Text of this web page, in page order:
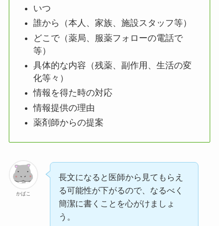
いつ
誰から（本人、家族、施設スタッフ等）
どこで（薬局、服薬フォローの電話で
等）
具体的な内容（残薬、副作用、生活の変
化等々）
情報を得た時の対応
情報提供の理由
薬剤師からの提案
かばこ
長文になると医師から見てもらえ
る可能性が下がるので、なるべく
簡潔に書くことを心がけましょ
う。